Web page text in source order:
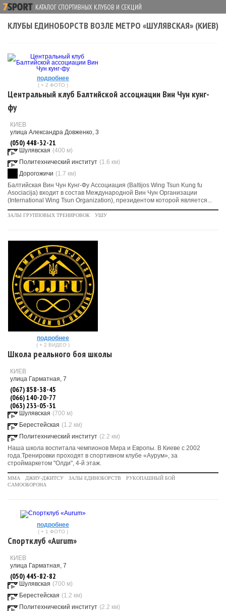
КАТАЛОГ СПОРТИВНЫХ КЛУБОВ И СЕКЦИЙ
КЛУБЫ ЕДИНОБОРСТВ ВОЗЛЕ МЕТРО «ШУЛЯВСКАЯ» (КИЕВ)
подробнее
( + 2 ФОТО )
Центральный клуб Балтийской ассоциации Вин Чун кунг-
фу
КИЕВ
улица Александра Довженко, 3
(050) 448-32-21
Шулявская (400 м)
Политехнический институт (1.6 км)
Дорогожичи (1.7 км)
Балтийская Вин Чун Кунг-Фу Ассоциация (Baltijos Wing Tsun Kung fu
Asociacija) входит в состав Международной Вин Чун Организации
(International Wing Tsun Organization), президентом которой является...
ЗАЛЫ ГРУППОВЫХ ТРЕНИРОВОК УШУ
подробнее
( + 2 ВИДЕО )
Школа реального боя школы
КИЕВ
улица Гарматная, 7
(067) 858-38-45
(066) 140-20-77
(063) 233-05-31
Шулявская (700 м)
Берестейская (1.2 км)
Политехнический институт (2.2 км)
Наша школа воспитала чемпионов Мира и Европы. В Киеве с 2002
года.Тренировки проходят в спортивном клубе «Аурум», за
строймаркетом "Олди", 4-й этаж.
MMA ДЖИУ-ДЖИТСУ ЗАЛЫ ЕДИНОБОРСТВ
РУКОПАШНЫЙ БОЙ
САМООБОРОНА
подробнее
( + 1 ФОТО )
Спортклуб «Aurum»
КИЕВ
улица Гарматная, 7
(050) 445-82-82
Шулявская (700 м)
Берестейская (1.2 км)
Политехнический институт (2.2 км)